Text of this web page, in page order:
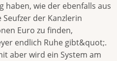
haben, wie der ebenfalls aus
der Kanzlerin
Euro zu finden,
endlich Ruhe gibt&quot;.
aber wird ein System am